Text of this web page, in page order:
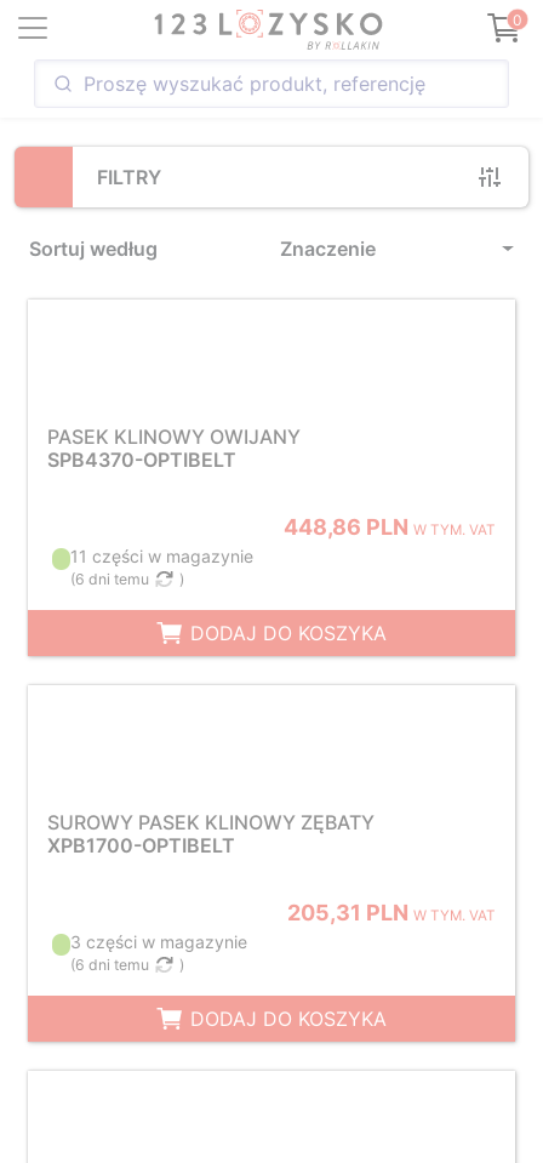
0
FILTRY
Sortuj według Znaczenie
Loading...
PASEK KLINOWY OWIJANY
SPB4370-OPTIBELT
448,86 PLNW TYM. VAT
11 części w magazynie
(6 dni temu )
DODAJ DO KOSZYKA
SUROWY PASEK KLINOWY ZĘBATY
XPB1700-OPTIBELT
205,31 PLNW TYM. VAT
3 części w magazynie
(6 dni temu )
DODAJ DO KOSZYKA